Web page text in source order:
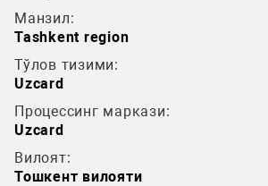
Манзил:
Tashkent region
Тўлов тизими:
Uzcard
Процессинг маркази:
Uzcard
Вилоят:
Тошкент вилояти